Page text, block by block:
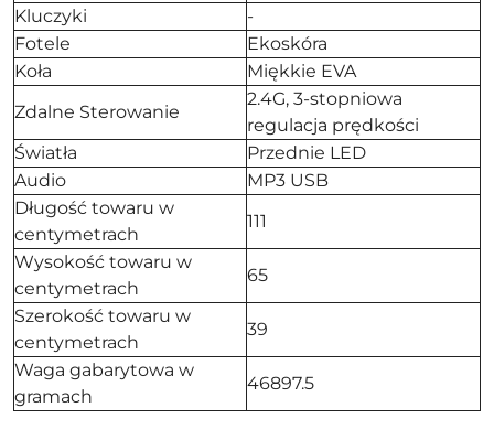
Kluczyki
-
Fotele
Ekoskóra
Koła
Miękkie EVA
Zdalne Sterowanie
2.4G, 3-stopniowa
regulacja prędkości
Światła
Przednie LED
Audio
MP3 USB
Długość towaru w
centymetrach
111
Wysokość towaru w
centymetrach
65
Szerokość towaru w
centymetrach
39
Waga gabarytowa w
gramach
46897.5